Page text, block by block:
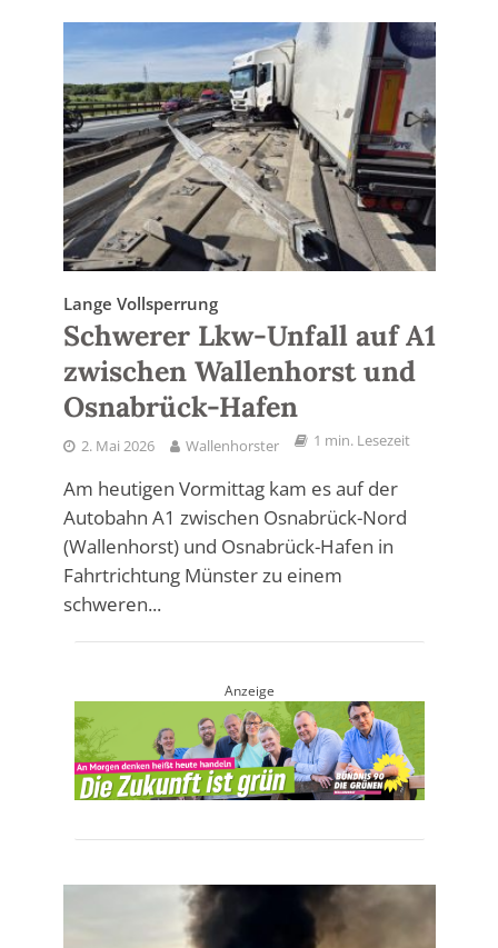
Lange Vollsperrung
Schwerer Lkw-Unfall auf A1
zwischen Wallenhorst und
Osnabrück-Hafen
2. Mai 2026 Wallenhorster 1 min. Lesezeit
Am heutigen Vormittag kam es auf der
Autobahn A1 zwischen Osnabrück-Nord
(Wallenhorst) und Osnabrück-Hafen in
Fahrtrichtung Münster zu einem
schweren...
Anzeige